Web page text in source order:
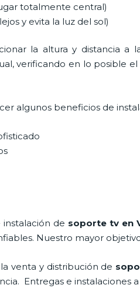
totalmente central)
y evita la luz del sol)
la altura y distancia a
verificando en lo posible
algunos beneficios de
de soporte tv en
Nuestro mayor
venta y distribución de
Entregas e instalaciones